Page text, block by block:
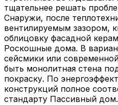
тщательнее решать
Снаружи, после
вентилируемым зазором,
облицовку фасадной
Роскошные дома. В
сейсмики или
быть монолитная стена
покраску. По
конструкций полное
стандарту Пассивный дом.